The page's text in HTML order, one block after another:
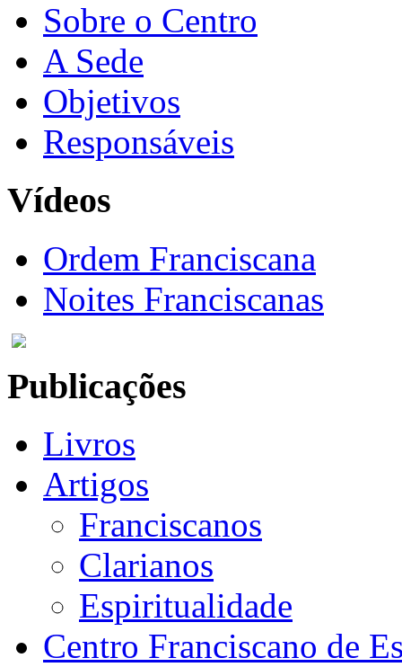
Sobre o Centro
A Sede
Objetivos
Responsáveis
Vídeos
Ordem Franciscana
Noites Franciscanas
Publicações
Livros
Artigos
Franciscanos
Clarianos
Espiritualidade
Centro Franciscano de